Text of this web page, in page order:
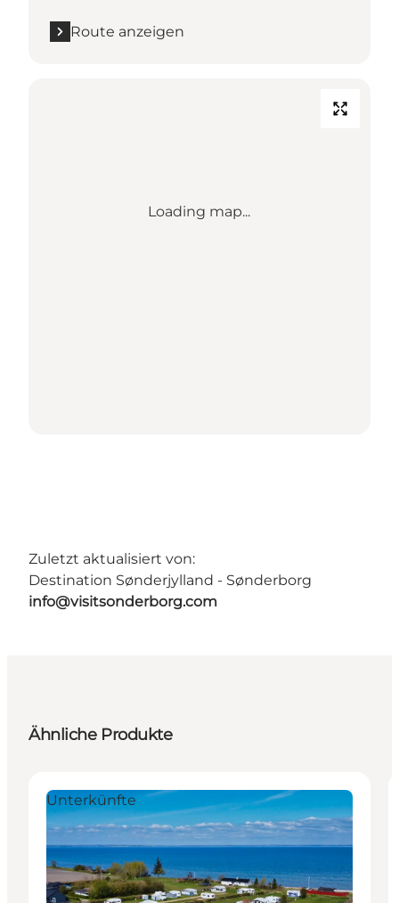
Route anzeigen
Loading map...
Zuletzt aktualisiert von:
Destination Sønderjylland - Sønderborg
info@visitsonderborg.com
Ähnliche Produkte
Unterkünfte